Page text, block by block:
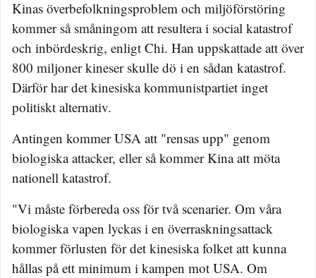
Kinas överbefolkningsproblem och miljöförstöring
kommer så småningom att resultera i social katastrof
och inbördeskrig, enligt Chi. Han uppskattade att över
800 miljoner kineser skulle dö i en sådan katastrof.
Därför har det kinesiska kommunistpartiet inget
politiskt alternativ.
Antingen kommer USA att "rensas upp" genom
biologiska attacker, eller så kommer Kina att möta
nationell katastrof.
"Vi måste förbereda oss för två scenarier. Om våra
biologiska vapen lyckas i en överraskningsattack
kommer förlusten för det kinesiska folket att kunna
hållas på ett minimum i kampen mot USA. Om